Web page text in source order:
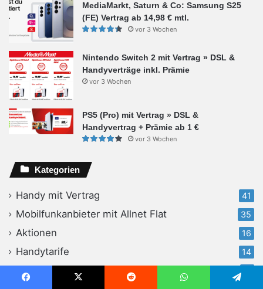
MediaMarkt, Saturn & Co: Samsung S25
(FE) Vertrag ab 14,98 € mtl.
vor 3 Wochen
Nintendo Switch 2 mit Vertrag » DSL &
Handyverträge inkl. Prämie
vor 3 Wochen
PS5 (Pro) mit Vertrag » DSL &
Handyvertrag + Prämie ab 1 €
vor 3 Wochen
Kategorien
Handy mit Vertrag 41
Mobilfunkanbieter mit Allnet Flat 35
Aktionen 16
Handytarife 14
Testberichte